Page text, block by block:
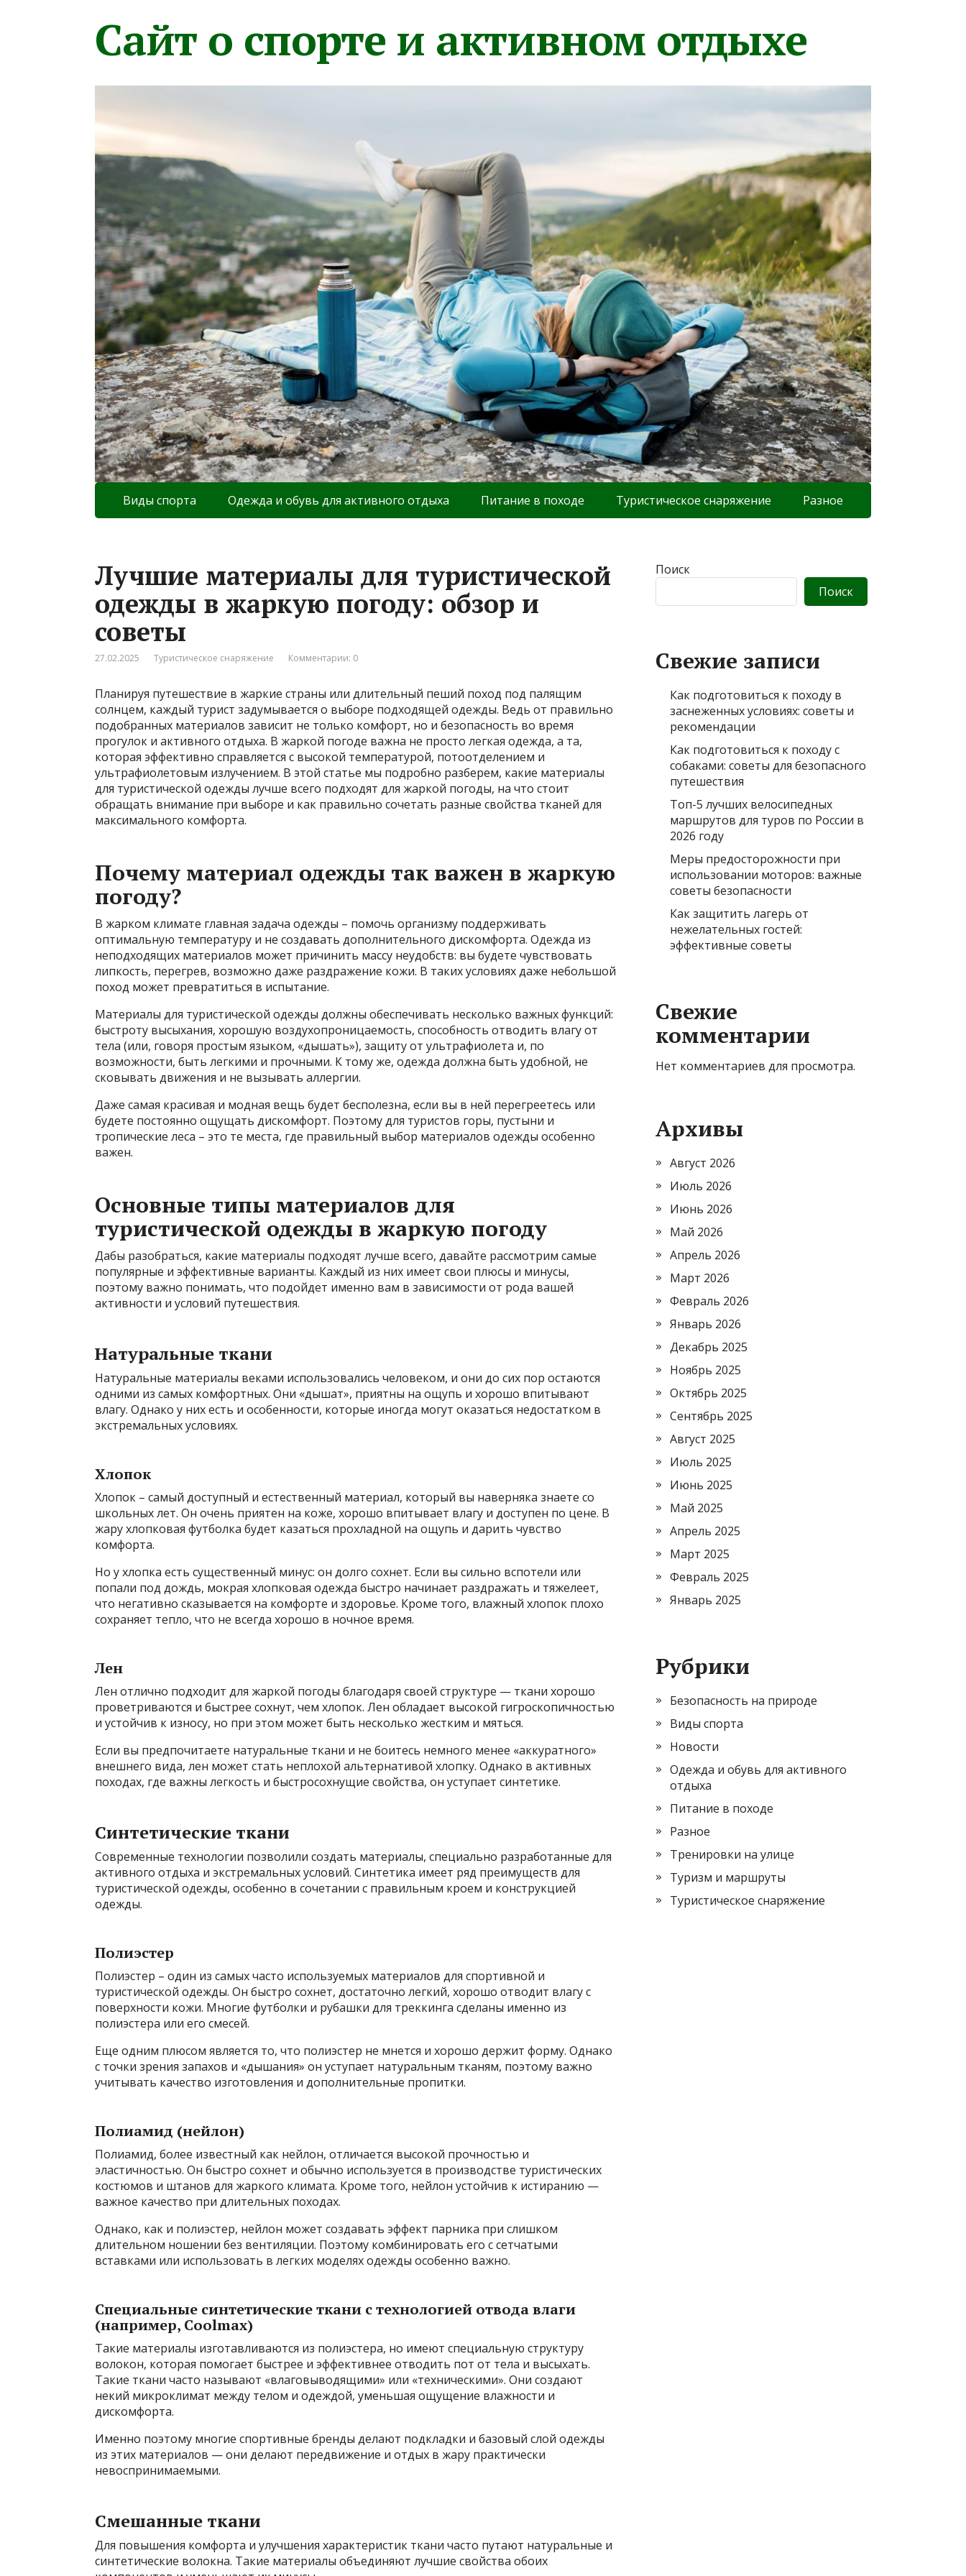
Сайт о спорте и активном отдыхе
Виды спорта Одежда и обувь для активного отдыха Питание в походе Туристическое снаряжение Разное
Лучшие материалы для туристической
одежды в жаркую погоду: обзор и
советы
27.02.2025 Туристическое снаряжение Комментарии: 0
Планируя путешествие в жаркие страны или длительный пеший поход под палящим
солнцем, каждый турист задумывается о выборе подходящей одежды. Ведь от правильно
подобранных материалов зависит не только комфорт, но и безопасность во время
прогулок и активного отдыха. В жаркой погоде важна не просто легкая одежда, а та,
которая эффективно справляется с высокой температурой, потоотделением и
ультрафиолетовым излучением. В этой статье мы подробно разберем, какие материалы
для туристической одежды лучше всего подходят для жаркой погоды, на что стоит
обращать внимание при выборе и как правильно сочетать разные свойства тканей для
максимального комфорта.
Почему материал одежды так важен в жаркую
погоду?
В жарком климате главная задача одежды – помочь организму поддерживать
оптимальную температуру и не создавать дополнительного дискомфорта. Одежда из
неподходящих материалов может причинить массу неудобств: вы будете чувствовать
липкость, перегрев, возможно даже раздражение кожи. В таких условиях даже небольшой
поход может превратиться в испытание.
Материалы для туристической одежды должны обеспечивать несколько важных функций:
быстроту высыхания, хорошую воздухопроницаемость, способность отводить влагу от
тела (или, говоря простым языком, «дышать»), защиту от ультрафиолета и, по
возможности, быть легкими и прочными. К тому же, одежда должна быть удобной, не
сковывать движения и не вызывать аллергии.
Даже самая красивая и модная вещь будет бесполезна, если вы в ней перегреетесь или
будете постоянно ощущать дискомфорт. Поэтому для туристов горы, пустыни и
тропические леса – это те места, где правильный выбор материалов одежды особенно
важен.
Основные типы материалов для
туристической одежды в жаркую погоду
Дабы разобраться, какие материалы подходят лучше всего, давайте рассмотрим самые
популярные и эффективные варианты. Каждый из них имеет свои плюсы и минусы,
поэтому важно понимать, что подойдет именно вам в зависимости от рода вашей
активности и условий путешествия.
Натуральные ткани
Натуральные материалы веками использовались человеком, и они до сих пор остаются
одними из самых комфортных. Они «дышат», приятны на ощупь и хорошо впитывают
влагу. Однако у них есть и особенности, которые иногда могут оказаться недостатком в
экстремальных условиях.
Хлопок
Хлопок – самый доступный и естественный материал, который вы наверняка знаете со
школьных лет. Он очень приятен на коже, хорошо впитывает влагу и доступен по цене. В
жару хлопковая футболка будет казаться прохладной на ощупь и дарить чувство
комфорта.
Но у хлопка есть существенный минус: он долго сохнет. Если вы сильно вспотели или
попали под дождь, мокрая хлопковая одежда быстро начинает раздражать и тяжелеет,
что негативно сказывается на комфорте и здоровье. Кроме того, влажный хлопок плохо
сохраняет тепло, что не всегда хорошо в ночное время.
Лен
Лен отлично подходит для жаркой погоды благодаря своей структуре — ткани хорошо
проветриваются и быстрее сохнут, чем хлопок. Лен обладает высокой гигроскопичностью
и устойчив к износу, но при этом может быть несколько жестким и мяться.
Если вы предпочитаете натуральные ткани и не боитесь немного менее «аккуратного»
внешнего вида, лен может стать неплохой альтернативой хлопку. Однако в активных
походах, где важны легкость и быстросохнущие свойства, он уступает синтетике.
Синтетические ткани
Современные технологии позволили создать материалы, специально разработанные для
активного отдыха и экстремальных условий. Синтетика имеет ряд преимуществ для
туристической одежды, особенно в сочетании с правильным кроем и конструкцией
одежды.
Полиэстер
Полиэстер – один из самых часто используемых материалов для спортивной и
туристической одежды. Он быстро сохнет, достаточно легкий, хорошо отводит влагу с
поверхности кожи. Многие футболки и рубашки для треккинга сделаны именно из
полиэстера или его смесей.
Еще одним плюсом является то, что полиэстер не мнется и хорошо держит форму. Однако
с точки зрения запахов и «дышания» он уступает натуральным тканям, поэтому важно
учитывать качество изготовления и дополнительные пропитки.
Полиамид (нейлон)
Полиамид, более известный как нейлон, отличается высокой прочностью и
эластичностью. Он быстро сохнет и обычно используется в производстве туристических
костюмов и штанов для жаркого климата. Кроме того, нейлон устойчив к истиранию —
важное качество при длительных походах.
Однако, как и полиэстер, нейлон может создавать эффект парника при слишком
длительном ношении без вентиляции. Поэтому комбинировать его с сетчатыми
вставками или использовать в легких моделях одежды особенно важно.
Специальные синтетические ткани с технологией отвода влаги
(например, Coolmax)
Такие материалы изготавливаются из полиэстера, но имеют специальную структуру
волокон, которая помогает быстрее и эффективнее отводить пот от тела и высыхать.
Такие ткани часто называют «влаговыводящими» или «техническими». Они создают
некий микроклимат между телом и одеждой, уменьшая ощущение влажности и
дискомфорта.
Именно поэтому многие спортивные бренды делают подкладки и базовый слой одежды
из этих материалов — они делают передвижение и отдых в жару практически
невоспринимаемыми.
Смешанные ткани
Для повышения комфорта и улучшения характеристик ткани часто путают натуральные и
синтетические волокна. Такие материалы объединяют лучшие свойства обоих
Поиск
Поиск
Свежие записи
Как подготовиться к походу в
заснеженных условиях: советы и
рекомендации
Как подготовиться к походу с
собаками: советы для безопасного
путешествия
Топ-5 лучших велосипедных
маршрутов для туров по России в
2026 году
Меры предосторожности при
использовании моторов: важные
советы безопасности
Как защитить лагерь от
нежелательных гостей:
эффективные советы
Свежие
комментарии
Нет комментариев для просмотра.
Архивы
Август 2026
Июль 2026
Июнь 2026
Май 2026
Апрель 2026
Март 2026
Февраль 2026
Январь 2026
Декабрь 2025
Ноябрь 2025
Октябрь 2025
Сентябрь 2025
Август 2025
Июль 2025
Июнь 2025
Май 2025
Апрель 2025
Март 2025
Февраль 2025
Январь 2025
Рубрики
Безопасность на природе
Виды спорта
Новости
Одежда и обувь для активного
отдыха
Питание в походе
Разное
Тренировки на улице
Туризм и маршруты
Туристическое снаряжение